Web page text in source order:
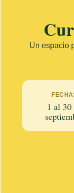
Un espacio
1 al 30